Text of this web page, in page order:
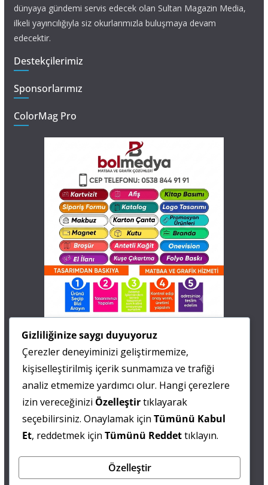
dünyaya gündemi servis edecek olan Sultan Magazin Media,
ilkeli yayıncılığıyla siz okurlarımızla buluşmaya devam
edecektir.
Destekçilerimiz
Sponsorlarımız
ColorMag Pro
0 505 677 40 87
Fatma MARMARA
0 538 844 90 90
Mesut IŞIKAY
admin@sultanmagazin.com
Gizliliğinize saygı duyuyoruz
Çerezler deneyiminizi geliştirmemize,
kişiselleştirilmiş içerik sunmamıza ve trafiği
analiz etmemize yardımcı olur. Hangi çerezlere
izin vereceğinizi Özelleştirtıklayarak
seçebilirsiniz. Onaylamak için Tümünü Kabul
Et, reddetmek için Tümünü Reddettıklayın.
Özelleştir